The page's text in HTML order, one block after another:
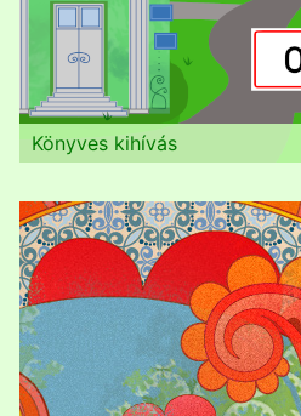
Könyves kihívás